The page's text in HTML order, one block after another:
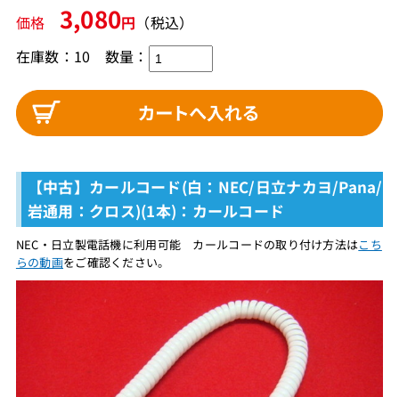
価格 3,080円 （税込）
在庫数：10 数量：
【中古】カールコード(白：NEC/日立ナカヨ/Pana/
岩通用：クロス)(1本)：カールコード
NEC・日立製電話機に利用可能 カールコードの取り付け方法はこち
らの動画をご確認ください。